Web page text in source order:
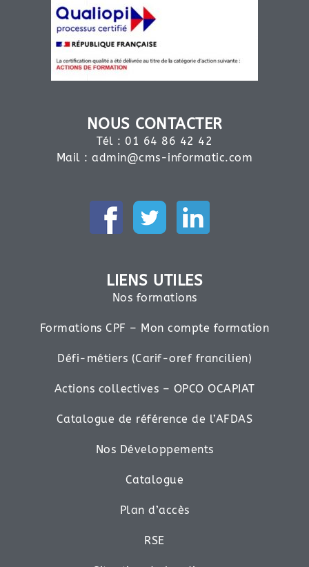
NOUS CONTACTER
Tél : 01 64 86 42 42
Mail :admin@cms-informatic.com
LIENS UTILES
Nos formations
Formations CPF – Mon compte formation
Défi-métiers (Carif-oref francilien)
Actions collectives – OPCO OCAPIAT
Catalogue de référence de l’AFDAS
Nos Développements
Catalogue
Plan d’accès
RSE